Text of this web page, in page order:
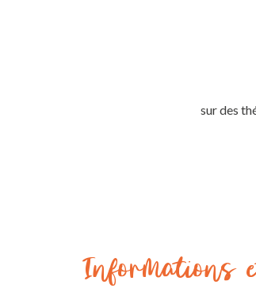
sur des
Informations